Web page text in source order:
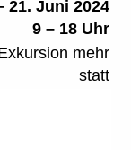
21. Juni 2024
9 – 18 Uhr
mehr
statt